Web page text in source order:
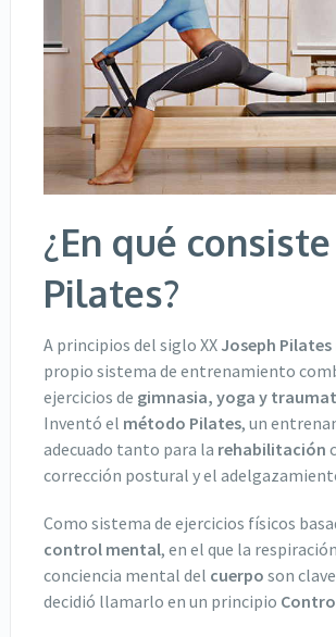
¿En qué
Pilates?
A principios del siglo XX Joseph Pilates
propio sistema de entrenamiento
ejercicios de gimnasia, yoga y
Inventó el método Pilates, un
adecuado tanto para la rehabilitación
corrección postural y el
Como sistema de ejercicios físicos
control mental, en el que la
conciencia mental del cuerpo son
decidió llamarlo en un principio